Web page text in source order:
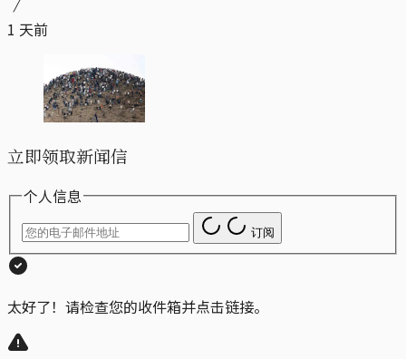
1 天前
立即领取新闻信
个人信息
订阅
太好了！请检查您的收件箱并点击链接。